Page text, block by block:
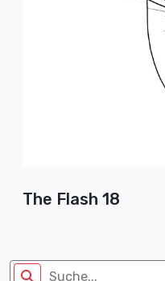
The Flash 18